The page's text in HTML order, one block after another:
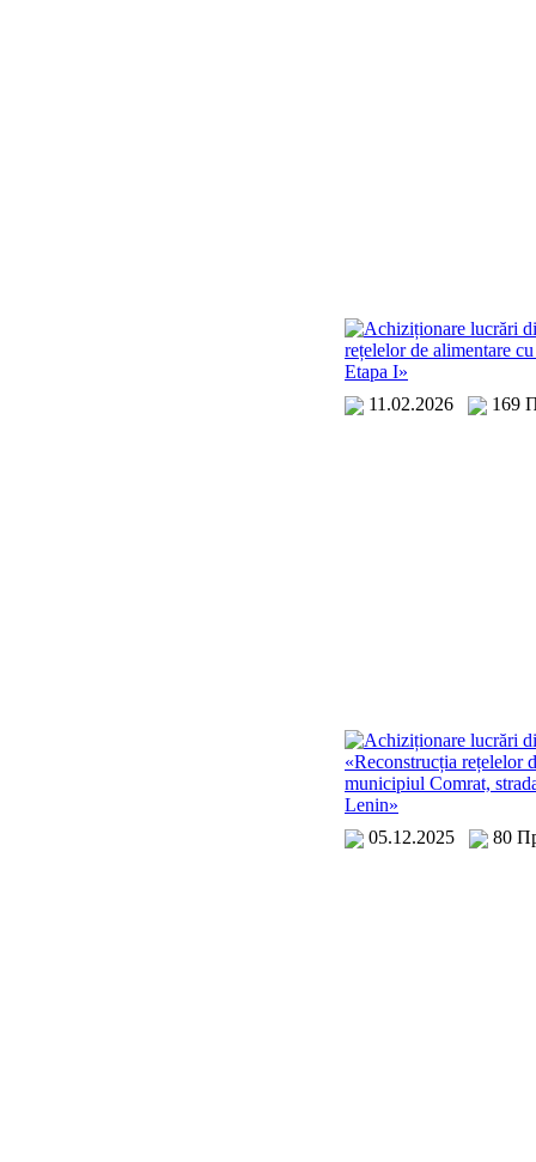
Achiziționare lucrări
rețelelor de alimentare
Etapa I»
11.02.2026
169
Achiziționare lucrări
«Reconstrucția rețelelor
municipiul Comrat,
Lenin»
05.12.2025
80